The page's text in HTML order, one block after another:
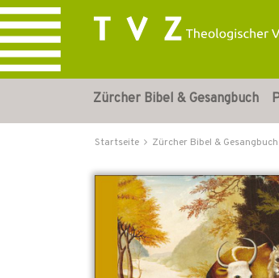
Zürcher Bibel & Gesangbuch
Startseite Zürcher Bibel & Gesangbuch